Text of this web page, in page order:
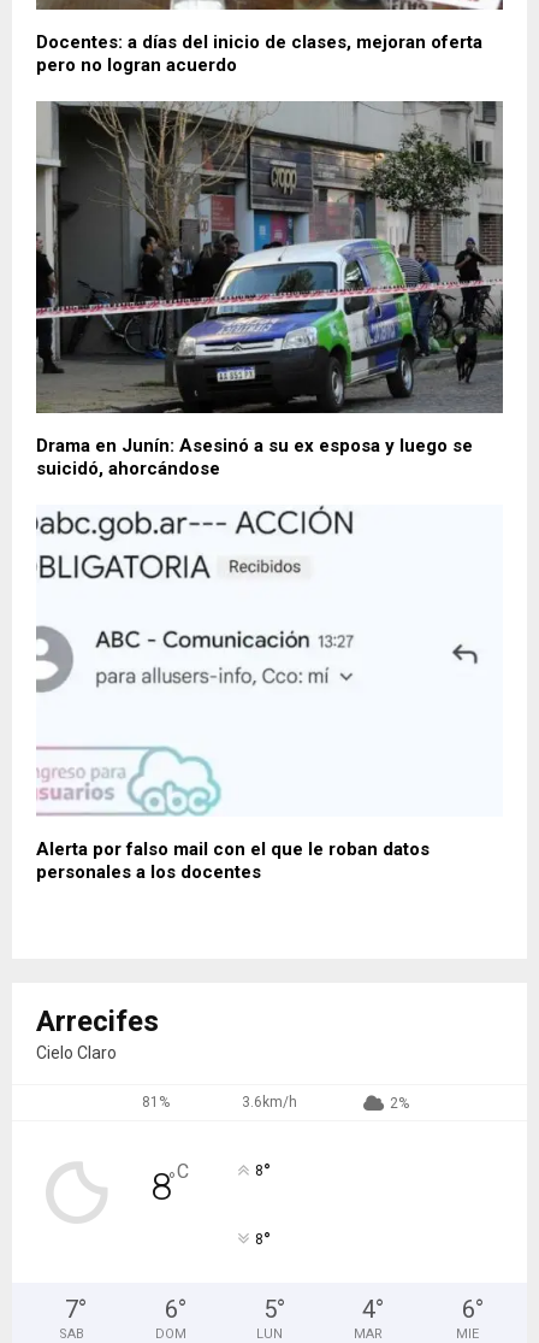
Docentes: a días del inicio de clases, mejoran oferta
pero no logran acuerdo
Drama en Junín: Asesinó a su ex esposa y luego se
suicidó, ahorcándose
Alerta por falso mail con el que le roban datos
personales a los docentes
Arrecifes
Cielo Claro
81% 3.6km/h 2%
8°C 8°
8°
7°
SAB
6°
DOM
5°
LUN
4°
MAR
6°
MIE